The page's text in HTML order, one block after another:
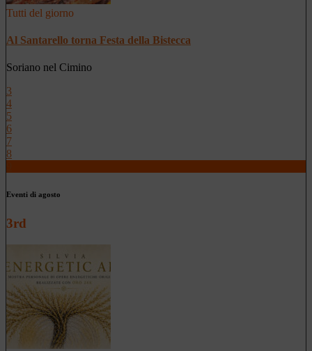
Tutti del giorno
Al Santarello torna Festa della Bistecca
Soriano nel Cimino
3
4
5
6
7
8
Eventi di agosto
3rd